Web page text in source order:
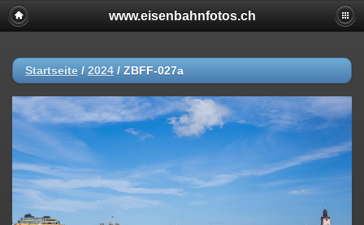
www.eisenbahnfotos.ch
Startseite / 2024 / ZBFF-027a